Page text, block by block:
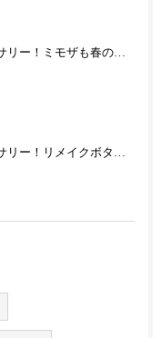
ハンドメイドアクセサリー！ミモザも春の人気定番フラワーとなりました
ハンドメイドアクセサリー！リメイクボタンのアクセサリーが最高です！